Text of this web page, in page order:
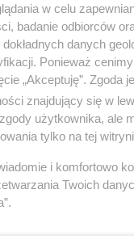
w celu
badanie odbiorców
danych
Ponieważ
„Akceptuję”. Zgoda
znajdujący się w
użytkownika, ale
tylko na tej
i komfortowo
Twoich